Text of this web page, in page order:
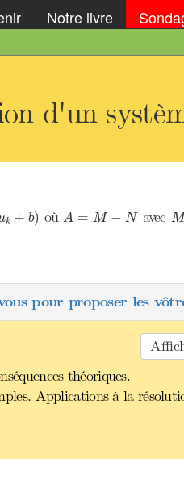
Notre livre
d'un
k + b)
b) oùA = M − N
A M− avec M
M
pour proposer les
théoriques.
Applications à la